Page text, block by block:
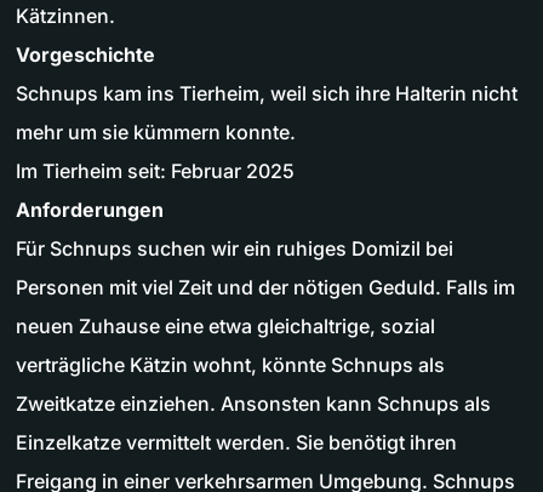
Kätzinnen.
Vorgeschichte
Schnups kam ins Tierheim, weil sich ihre Halterin nicht
mehr um sie kümmern konnte.
Im Tierheim seit: Februar 2025
Anforderungen
Für Schnups suchen wir ein ruhiges Domizil bei
Personen mit viel Zeit und der nötigen Geduld. Falls im
neuen Zuhause eine etwa gleichaltrige, sozial
verträgliche Kätzin wohnt, könnte Schnups als
Zweitkatze einziehen. Ansonsten kann Schnups als
Einzelkatze vermittelt werden. Sie benötigt ihren
Freigang in einer verkehrsarmen Umgebung. Schnups